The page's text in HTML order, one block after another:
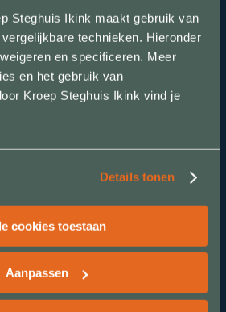
Steghuis Ikink maakt gebruik van
technieken. Hieronder
en specificeren. Meer
en het gebruik van
Kroep Steghuis Ikink vind je
Details tonen
cookies toestaan
Aanpassen
heeft
om juridische
die verder
mogelijkheden van
Denk aan het
weet dit ook